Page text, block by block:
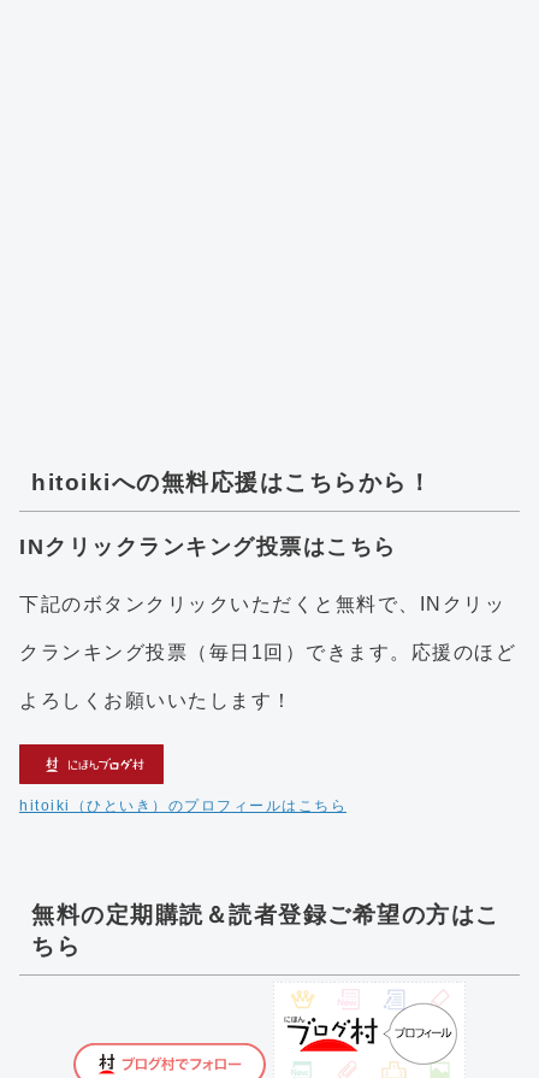
hitoikiへの無料応援はこちらから！
INクリックランキング投票はこちら
下記のボタンクリックいただくと無料で、INクリッ
クランキング投票（毎日1回）できます。応援のほど
よろしくお願いいたします！
hitoiki（ひといき）のプロフィールはこちら
無料の定期購読＆読者登録ご希望の方はこ
ちら